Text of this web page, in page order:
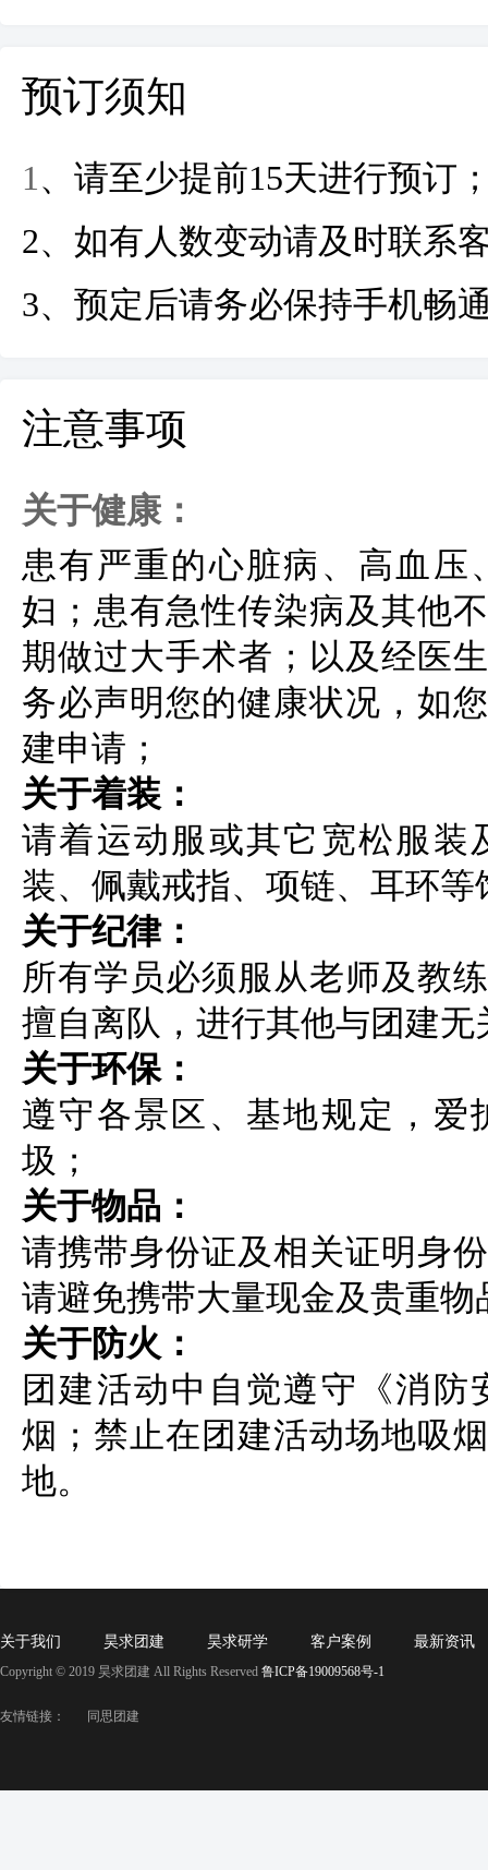
预订须知
1 、请至少提前15天进行预订
2、如有人数变动请及时联系
3、预定后请务必保持手机畅
注意事项
关于健康：
患有严重的心脏病、高血
妇；患有急性传染病及其他
期做过大手术者；以及经医
务必声明您的健康状况，如
建申请；
关于着装：
请着运动服或其它宽松服装
装、佩戴戒指、项链、耳环等
关于纪律：
所有学员必须服从老师及教
擅自离队，进行其他与团建无
关于环保：
遵守各景区、基地规定，爱
圾；
关于物品：
请携带身份证及相关证明身
请避免携带大量现金及贵重物
关于防火：
团建活动中自觉遵守《消
烟；禁止在团建活动场地吸
地。
关于我们 昊求团建 昊求研学 客户案例 最新资讯
Copyright © 2019 昊求团建 All Rights Reserved 鲁ICP备19009568号-1
友情链接： 同思团建